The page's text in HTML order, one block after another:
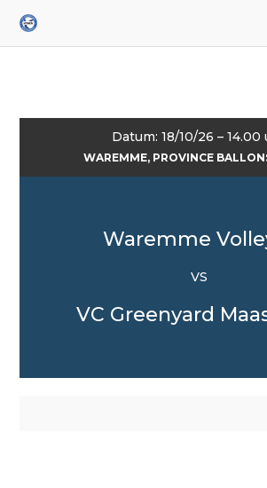
Datum: 18/10/26 – 14.00
WAREMME, PROVINCE
Waremme
VS
VC Greenyard